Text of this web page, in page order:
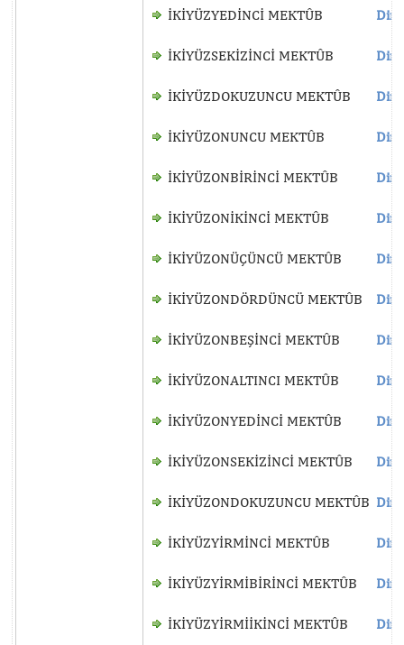
İKİYÜZYEDİNCİ MEKTÛB
İKİYÜZSEKİZİNCİ MEKTÛB
İKİYÜZDOKUZUNCU MEKTÛB
İKİYÜZONUNCU MEKTÛB
İKİYÜZONBİRİNCİ MEKTÛB
İKİYÜZONİKİNCİ MEKTÛB
İKİYÜZONÜÇÜNCÜ MEKTÛB
İKİYÜZONDÖRDÜNCÜ MEKTÛB
İKİYÜZONBEŞİNCİ MEKTÛB
İKİYÜZONALTINCI MEKTÛB
İKİYÜZONYEDİNCİ MEKTÛB
İKİYÜZONSEKİZİNCİ MEKTÛB
İKİYÜZONDOKUZUNCU MEKTÛB
İKİYÜZYİRMİNCİ MEKTÛB
İKİYÜZYİRMİBİRİNCİ MEKTÛB
İKİYÜZYİRMİİKİNCİ MEKTÛB